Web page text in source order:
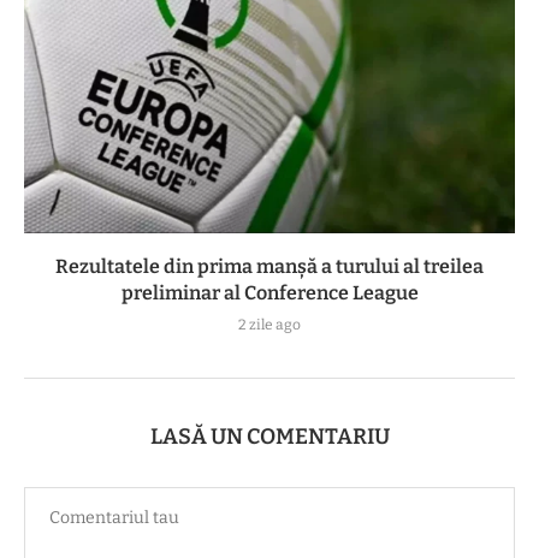
Rezultatele din prima manşă a turului al treilea
preliminar al Conference League
2 zile ago
LASĂ UN COMENTARIU